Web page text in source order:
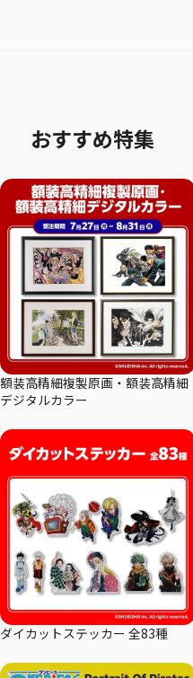
おすすめ特集
額装高精細複製原画・額装高精細
デジタルカラー
ダイカットステッカー 全83種